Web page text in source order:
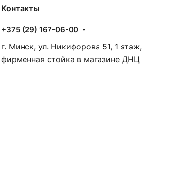
Контакты
+375 (29) 167-06-00
г. Минск, ул. Никифорова 51, 1 этаж,
фирменная стойка в магазине ДНЦ